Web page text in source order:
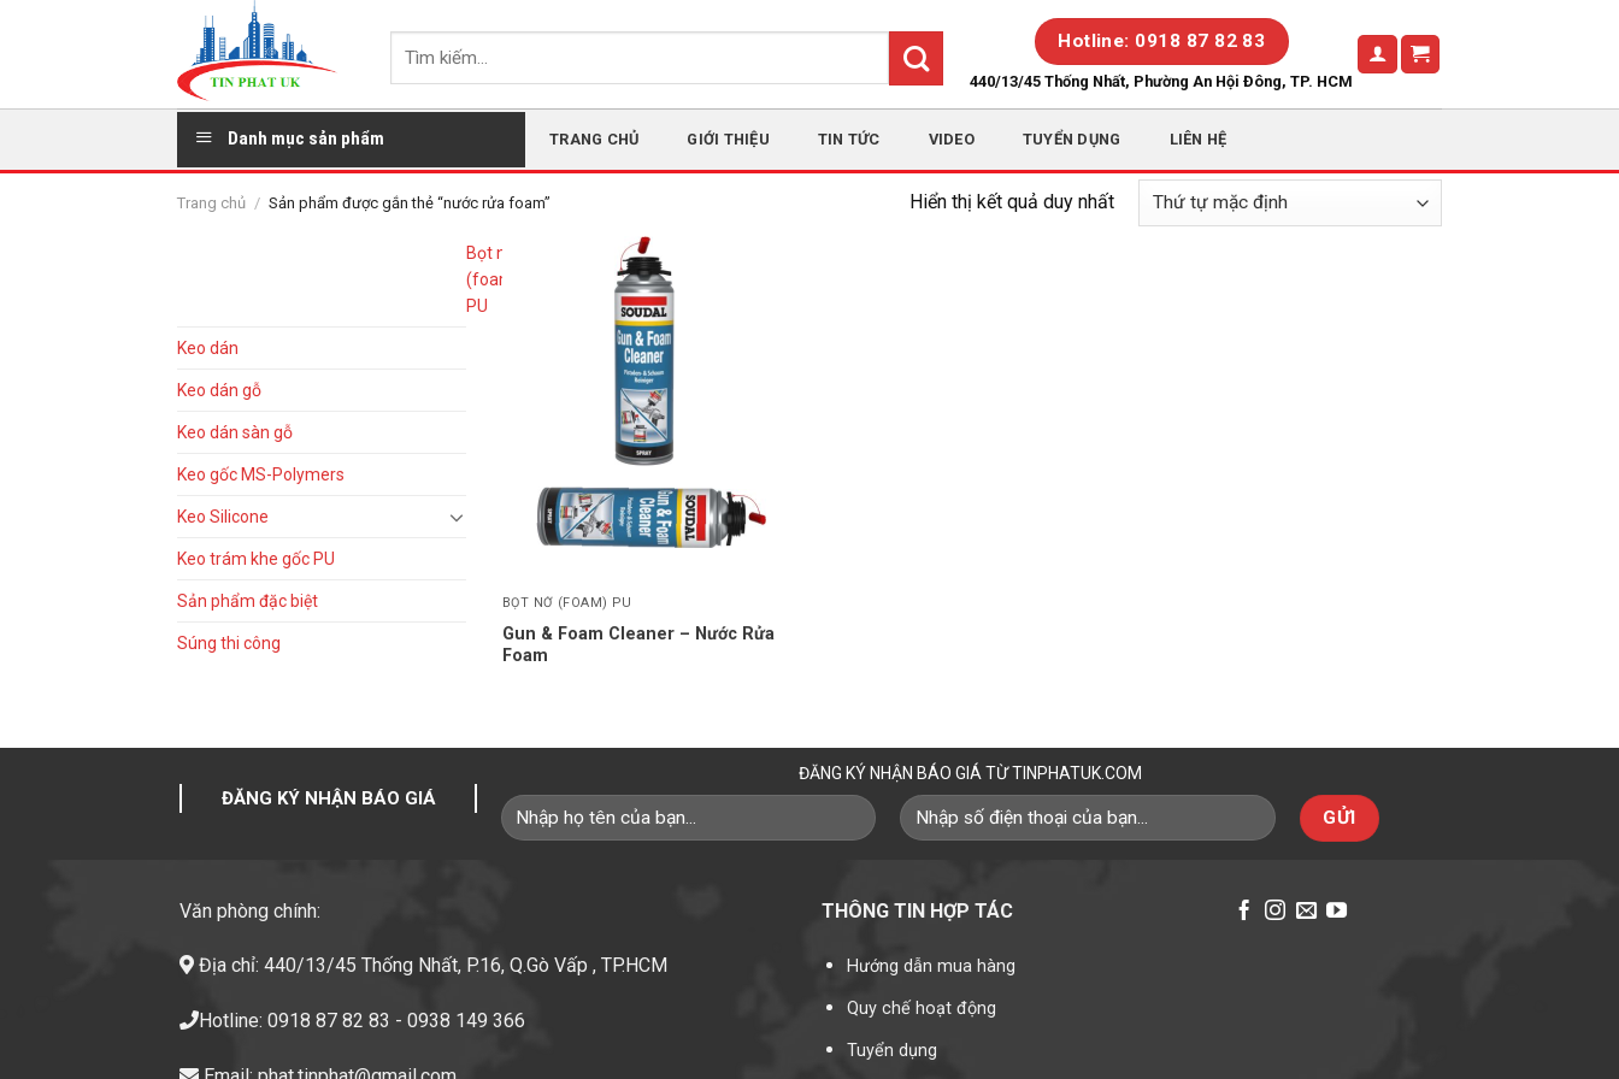
Tìm
Hotline: 0918 87 82 83
440/13/45 Thống Nhất, Phường An Hội Đông, TP. HCM
Danh mục sản phẩm TRANG CHỦ GIỚI THIỆU TIN TỨC VIDEO TUYỂN DỤNG LIÊN HỆ
Trang chủ / Sản phẩm được gắn thẻ “nước rửa foam”
Hiển thị kết quả duy nhất
Bọt nở
(foam)
PU
Keo dán
Keo dán gỗ
Keo dán sàn gỗ
Keo gốc MS-Polymers
Keo Silicone
Keo trám khe gốc PU
Sản phẩm đặc biệt
Súng thi công
BỌT NỞ (FOAM) PU
Gun & Foam Cleaner – Nước Rửa
Foam
ĐĂNG KÝ NHẬN BÁO GIÁ
ĐĂNG KÝ NHẬN BÁO GIÁ TỪ TINPHATUK.COM
Văn phòng chính:
Địa chỉ: 440/13/45 Thống Nhất, P.16, Q.Gò Vấp , TP.HCM
Hotline: 0918 87 82 83 - 0938 149 366
THÔNG TIN HỢP TÁC
Hướng dẫn mua hàng
Quy chế hoạt động
Tuyển dụng